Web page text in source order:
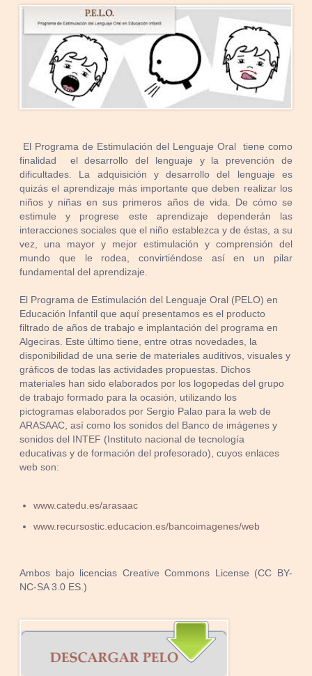
El Programa de Estimulación del Lenguaje Oral tiene como
finalidad el desarrollo del lenguaje y la prevención de
dificultades. La adquisición y desarrollo del lenguaje es
quizás el aprendizaje más importante que deben realizar los
niños y niñas en sus primeros años de vida. De cómo se
estimule y progrese este aprendizaje dependerán las
interacciones sociales que el niño establezca y de éstas, a su
vez, una mayor y mejor estimulación y comprensión del
mundo que le rodea, convirtiéndose así en un pilar
fundamental del aprendizaje.
El Programa de Estimulación del Lenguaje Oral (PELO) en
Educación Infantil que aquí presentamos es el producto
filtrado de años de trabajo e implantación del programa en
Algeciras. Este último tiene, entre otras novedades, la
disponibilidad de una serie de materiales auditivos, visuales y
gráficos de todas las actividades propuestas. Dichos
materiales han sido elaborados por los logopedas del grupo
de trabajo formado para la ocasión, utilizando los
pictogramas elaborados por Sergio Palao para la web de
ARASAAC, así como los sonidos del Banco de imágenes y
sonidos del INTEF (Instituto nacional de tecnología
educativas y de formación del profesorado), cuyos enlaces
web son:
www.catedu.es/arasaac
www.recursostic.educacion.es/bancoimagenes/web
Ambos bajo licencias Creative Commons License (CC BY-
NC-SA 3.0 ES.)